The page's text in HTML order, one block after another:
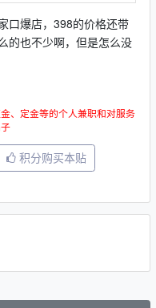
口爆店，398的价格还带
的也不少啊，但是怎么没
、定金等的个人兼职和对服务
积分购买本贴